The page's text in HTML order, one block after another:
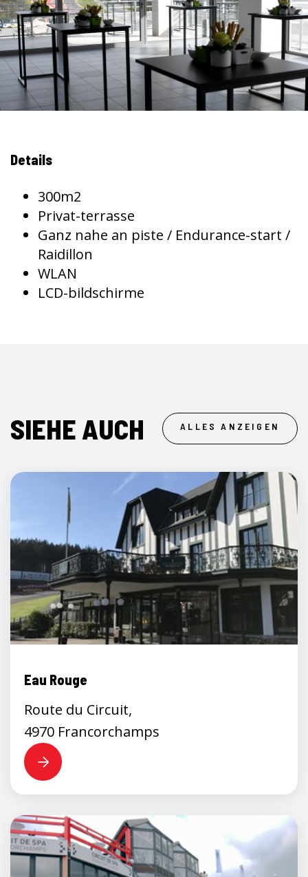
Details
300m2
Privat-terrasse
Ganz nahe an piste / Endurance-start /
Raidillon
WLAN
LCD-bildschirme
SIEHE AUCH ALLES ANZEIGEN
Eau Rouge
Route du Circuit,
4970 Francorchamps